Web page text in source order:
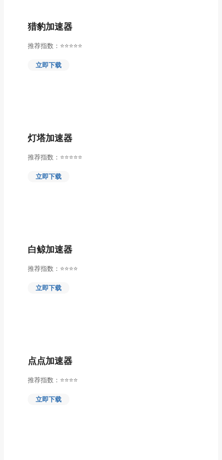
猎豹加速器
推荐指数：⭐⭐⭐⭐⭐
立即下载
灯塔加速器
推荐指数：⭐⭐⭐⭐⭐
立即下载
白鲸加速器
推荐指数：⭐⭐⭐⭐
立即下载
点点加速器
推荐指数：⭐⭐⭐⭐
立即下载